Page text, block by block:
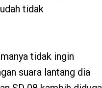
tidak
tidak ingin
suara lantang dia